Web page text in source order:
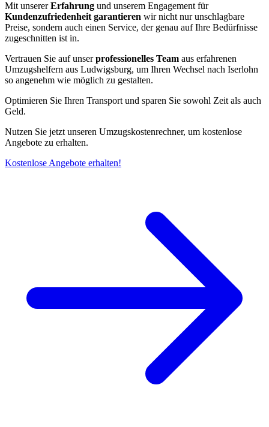
Mit unsererErfahrung und unserem Engagement für
Kundenzufriedenheit garantieren wir nicht nur unschlagbare
Preise, sondern auch einen Service, der genau auf Ihre Bedürfnisse
zugeschnitten ist in.
Vertrauen Sie auf unserprofessionelles Team aus erfahrenen
Umzugshelfern aus Ludwigsburg, um Ihren Wechsel nach Iserlohn
so angenehm wie möglich zu gestalten.
Optimieren Sie Ihren Transport und sparen Sie sowohl Zeit als auch
Geld.
Nutzen Sie jetzt unseren Umzugskostenrechner, um kostenlose
Angebote zu erhalten.
Kostenlose Angebote erhalten!